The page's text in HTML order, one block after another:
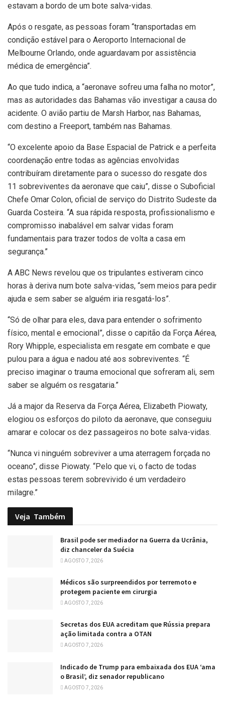
estavam a bordo de um bote salva-vidas.
Após o resgate, as pessoas foram “transportadas em
condição estável para o Aeroporto Internacional de
Melbourne Orlando, onde aguardavam por assistência
médica de emergência”.
Ao que tudo indica, a “aeronave sofreu uma falha no motor”,
mas as autoridades das Bahamas vão investigar a causa do
acidente. O avião partiu de Marsh Harbor, nas Bahamas,
com destino a Freeport, também nas Bahamas.
“O excelente apoio da Base Espacial de Patrick e a perfeita
coordenação entre todas as agências envolvidas
contribuíram diretamente para o sucesso do resgate dos
11 sobreviventes da aeronave que caiu”, disse o Suboficial
Chefe Omar Colon, oficial de serviço do Distrito Sudeste da
Guarda Costeira. “A sua rápida resposta, profissionalismo e
compromisso inabalável em salvar vidas foram
fundamentais para trazer todos de volta a casa em
segurança.”
A ABC News revelou que os tripulantes estiveram cinco
horas à deriva num bote salva-vidas, “sem meios para pedir
ajuda e sem saber se alguém iria resgatá-los”.
“Só de olhar para eles, dava para entender o sofrimento
físico, mental e emocional”, disse o capitão da Força Aérea,
Rory Whipple, especialista em resgate em combate e que
pulou para a água e nadou até aos sobreviventes. “É
preciso imaginar o trauma emocional que sofreram ali, sem
saber se alguém os resgataria.”
Já a major da Reserva da Força Aérea, Elizabeth Piowaty,
elogiou os esforços do piloto da aeronave, que conseguiu
amarar e colocar os dez passageiros no bote salva-vidas.
“Nunca vi ninguém sobreviver a uma aterragem forçada no
oceano”, disse Piowaty. “Pelo que vi, o facto de todas
estas pessoas terem sobrevivido é um verdadeiro
milagre.”
Veja Também
Brasil pode ser mediador na Guerra da Ucrânia,
diz chanceler da Suécia
AGOSTO 7, 2026
Médicos são surpreendidos por terremoto e
protegem paciente em cirurgia
AGOSTO 7, 2026
Secretas dos EUA acreditam que Rússia prepara
ação limitada contra a OTAN
AGOSTO 7, 2026
Indicado de Trump para embaixada dos EUA ‘ama
o Brasil’, diz senador republicano
AGOSTO 7, 2026